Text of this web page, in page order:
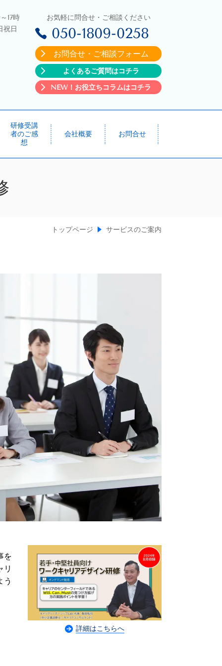
17時
祝日
お気軽に問合せ・ご相談ください
050-1809-0258
お問合せ・ご相談フォーム
よくあるご質問はコチラ
NEW！お役立ちコラムはコチラ
研修受講
者のご感
想
会社概要 お問合せ
トップページ サービスのご案内
詳細はこちらへ
を
リ
う